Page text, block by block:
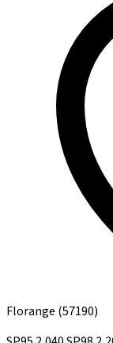
Florange (57190)